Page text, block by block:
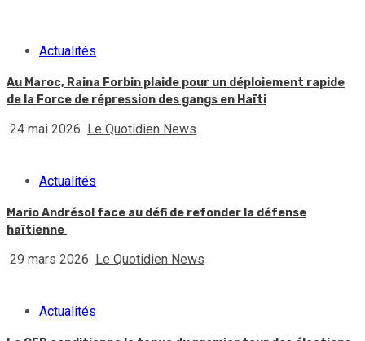
Actualités
Au Maroc, Raina Forbin plaide pour un déploiement rapide
de la Force de répression des gangs en Haïti
24 mai 2026 Le Quotidien News
Actualités
Mario Andrésol face au défi de refonder la défense
haïtienne
29 mars 2026 Le Quotidien News
Actualités